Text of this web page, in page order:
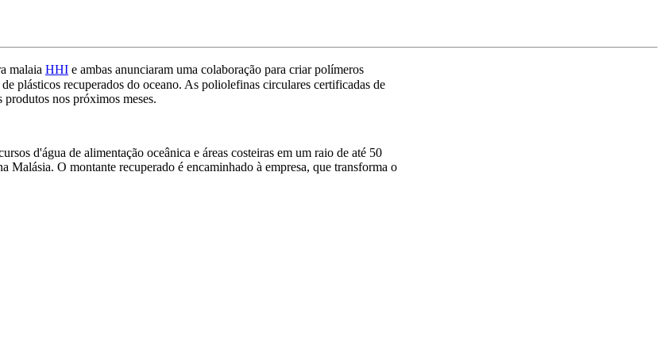
malaia HHI e ambas anunciaram uma colaboração para criar polímeros
plásticos recuperados do oceano. As poliolefinas circulares certificadas de
nos próximos meses.
d'água de alimentação oceânica e áreas costeiras em um raio de até 50
O montante recuperado é encaminhado à empresa, que transforma o